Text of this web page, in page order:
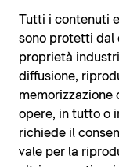
Tutti i contenuti
sono protetti dal
proprietà
diffusione,
opere, in tutto o
richiede il
vale per la